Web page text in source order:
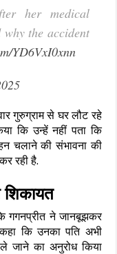
her medical
why the accident
YD6VxI0xnn
गुरुग्राम से घर लौट रहे
कि उन्हें नहीं पता कि
चलाने की संभावना की
रही है.
शिकायत
गगनप्रीत ने जानबूझकर
कि उनका पति अभी
जाने का अनुरोध किया